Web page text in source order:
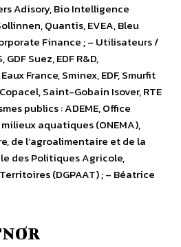
Adisory, Bio Intelligence
Quantis, EVEA, Bleu
Finance ; – Utilisateurs /
Suez, EDF R&D,
France, Sminex, EDF, Smurfit
Saint-Gobain Isover, RTE
publics : ADEME, Office
aquatiques (ONEMA),
de l’agroalimentaire et de la
des Politiques Agricole,
(DGPAAT) ; – Béatrice